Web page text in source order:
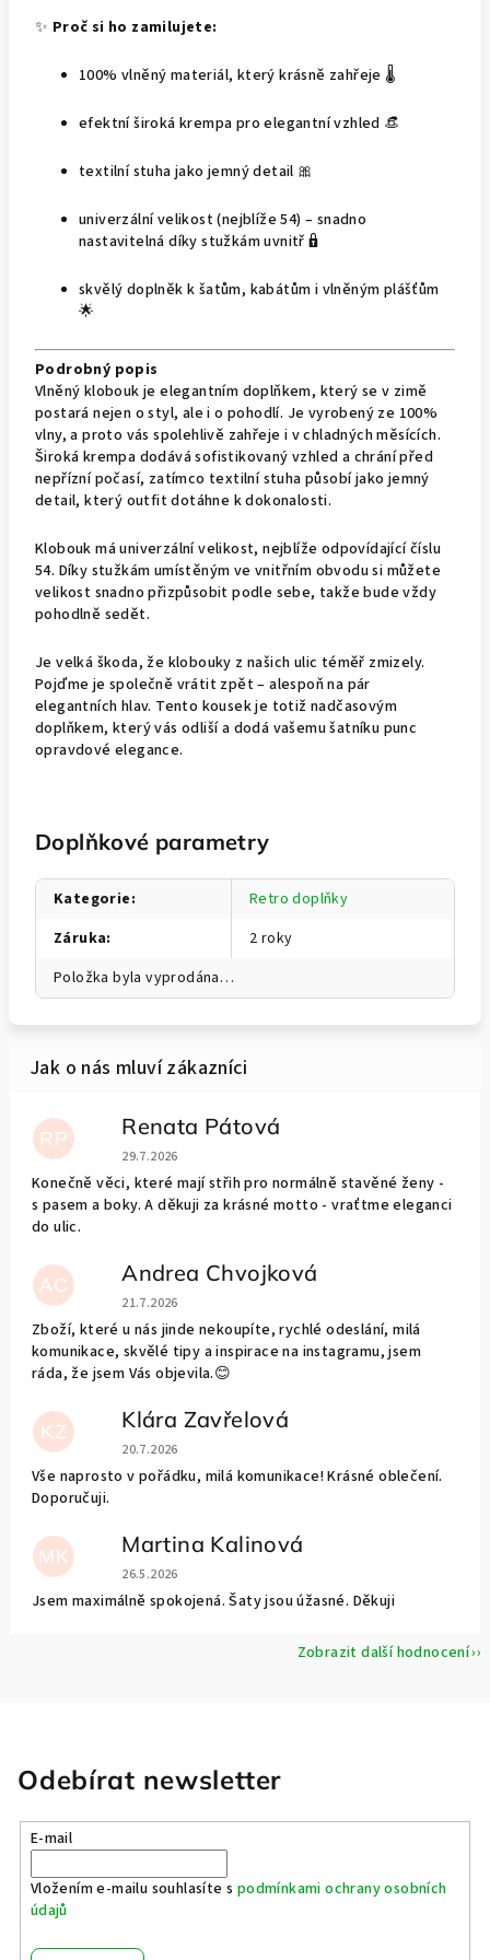
✨ Proč si ho zamilujete:
100% vlněný materiál, který krásně zahřeje 🌡️
efektní široká krempa pro elegantní vzhled 👒
textilní stuha jako jemný detail 🎀
univerzální velikost (nejblíže 54) – snadno
nastavitelná díky stužkám uvnitř 🔒
skvělý doplněk k šatům, kabátům i vlněným plášťům
🌟
Podrobný popis
Vlněný klobouk je elegantním doplňkem, který se v zimě
postará nejen o styl, ale i o pohodlí. Je vyrobený ze 100%
vlny, a proto vás spolehlivě zahřeje i v chladných měsících.
Široká krempa dodává sofistikovaný vzhled a chrání před
nepřízní počasí, zatímco textilní stuha působí jako jemný
detail, který outfit dotáhne k dokonalosti.
Klobouk má univerzální velikost, nejblíže odpovídající číslu
54. Díky stužkám umístěným ve vnitřním obvodu si můžete
velikost snadno přizpůsobit podle sebe, takže bude vždy
pohodlně sedět.
Je velká škoda, že klobouky z našich ulic téměř zmizely.
Pojďme je společně vrátit zpět – alespoň na pár
elegantních hlav. Tento kousek je totiž nadčasovým
doplňkem, který vás odliší a dodá vašemu šatníku punc
opravdové elegance.
Doplňkové parametry
Kategorie:
Retro doplňky
Záruka:
2 roky
Položka byla vyprodána…
RP Renata Pátová
Hodnocení obchodu je 5 z 5 hvězdiček.
29.7.2026
Konečně věci, které mají střih pro normálně stavěné ženy -
s pasem a boky. A děkuji za krásné motto - vraťtme eleganci
do ulic.
AC Andrea Chvojková
Hodnocení obchodu je 5 z 5 hvězdiček.
21.7.2026
Zboží, které u nás jinde nekoupíte, rychlé odeslání, milá
komunikace, skvělé tipy a inspirace na instagramu, jsem
ráda, že jsem Vás objevila.😊
KZ Klára Zavřelová
Hodnocení obchodu je 5 z 5 hvězdiček.
20.7.2026
Vše naprosto v pořádku, milá komunikace! Krásné oblečení.
Doporučuji.
MK Martina Kalinová
Hodnocení obchodu je 5 z 5 hvězdiček.
26.5.2026
Jsem maximálně spokojená. Šaty jsou úžasné. Děkuji
Zobrazit další hodnocení
Odebírat newsletter
E-mail
Vložením e-mailu souhlasíte s podmínkami ochrany osobních
údajů